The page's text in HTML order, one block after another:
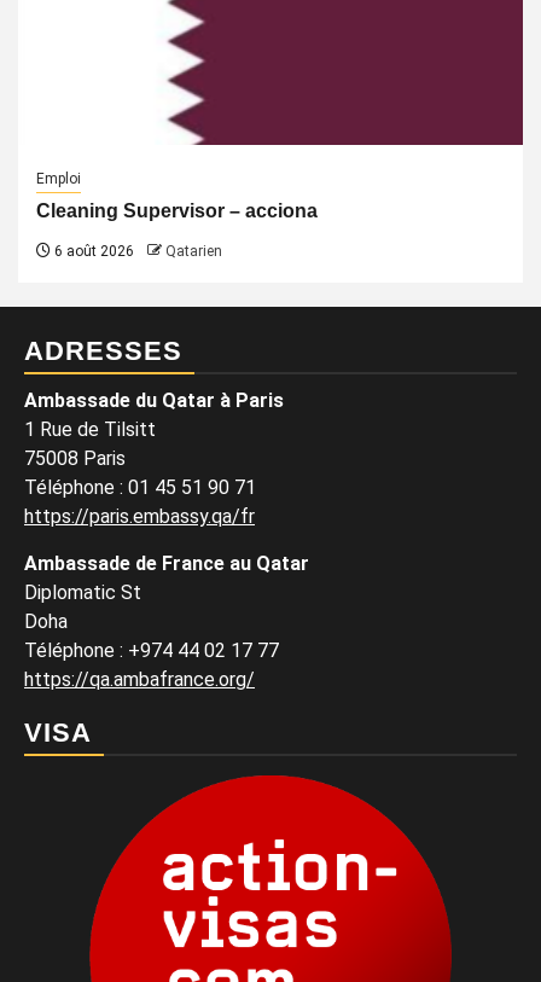
Emploi
Cleaning Supervisor – acciona
6 août 2026 Qatarien
ADRESSES
Ambassade du Qatar à Paris
1 Rue de Tilsitt
75008 Paris
Téléphone : 01 45 51 90 71
https://paris.embassy.qa/fr
Ambassade de France au Qatar
Diplomatic St
Doha
Téléphone : +974 44 02 17 77
https://qa.ambafrance.org/
VISA